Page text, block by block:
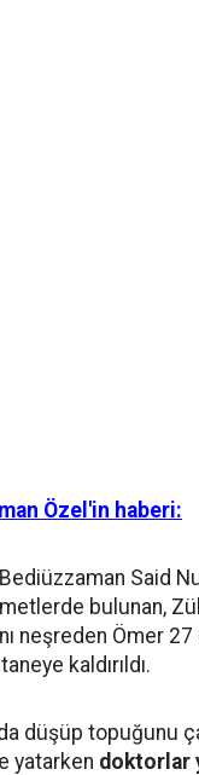
Özel'in haberi:
Said
bulunan,
neşreden Ömer
kaldırıldı.
düşüp topuğunu
yatarken doktorlar